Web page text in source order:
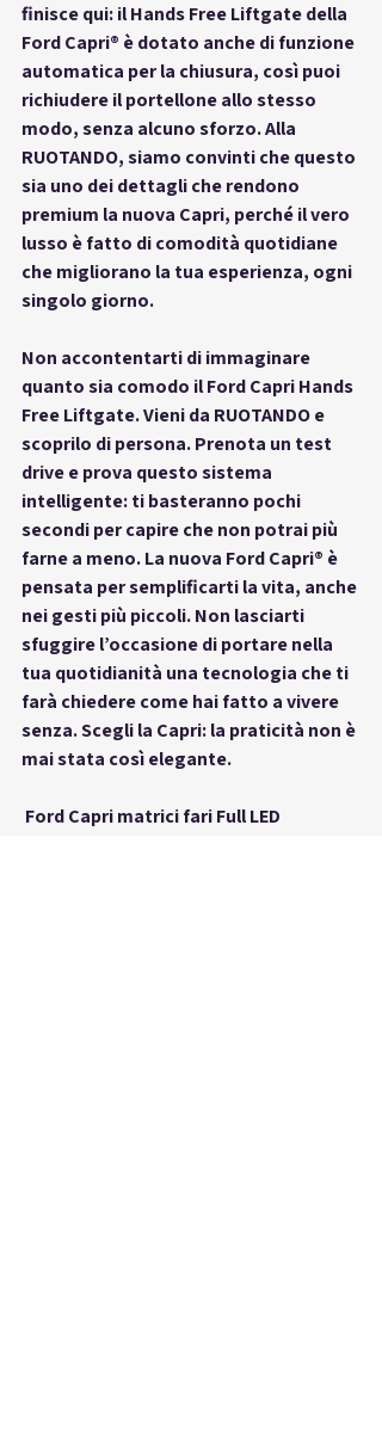
finisce qui: il Hands Free Liftgate della
Ford Capri® è dotato anche di funzione
automatica per la chiusura, così puoi
richiudere il portellone allo stesso
modo, senza alcuno sforzo. Alla
RUOTANDO, siamo convinti che questo
sia uno dei dettagli che rendono
premium la nuova Capri, perché il vero
lusso è fatto di comodità quotidiane
che migliorano la tua esperienza, ogni
singolo giorno.
Non accontentarti di immaginare
quanto sia comodo il Ford Capri Hands
Free Liftgate. Vieni da RUOTANDO e
scoprilo di persona. Prenota un test
drive e prova questo sistema
intelligente: ti basteranno pochi
secondi per capire che non potrai più
farne a meno. La nuova Ford Capri® è
pensata per semplificarti la vita, anche
nei gesti più piccoli. Non lasciarti
sfuggire l’occasione di portare nella
tua quotidianità una tecnologia che ti
farà chiedere come hai fatto a vivere
senza. Scegli la Capri: la praticità non è
mai stata così elegante.
Ford Capri matrici fari Full LED